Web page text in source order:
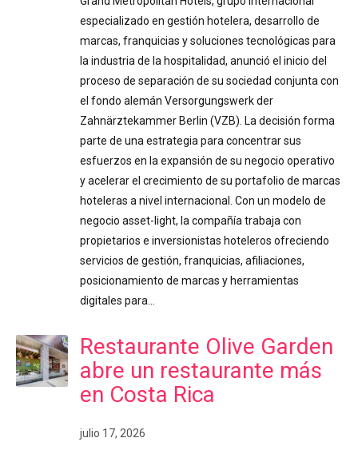
especializado en gestión hotelera, desarrollo de
marcas, franquicias y soluciones tecnológicas para
la industria de la hospitalidad, anunció el inicio del
proceso de separación de su sociedad conjunta con
el fondo alemán Versorgungswerk der
Zahnärztekammer Berlin (VZB). La decisión forma
parte de una estrategia para concentrar sus
esfuerzos en la expansión de su negocio operativo
y acelerar el crecimiento de su portafolio de marcas
hoteleras a nivel internacional. Con un modelo de
negocio asset-light, la compañía trabaja con
propietarios e inversionistas hoteleros ofreciendo
servicios de gestión, franquicias, afiliaciones,
posicionamiento de marcas y herramientas
digitales para…
Restaurante Olive Garden
abre un restaurante más
en Costa Rica
julio 17, 2026